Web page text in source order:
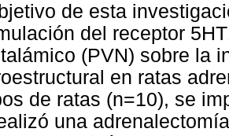
de esta
del receptor
(PVN) sobre la
en ratas
de ratas (n=10), se
una